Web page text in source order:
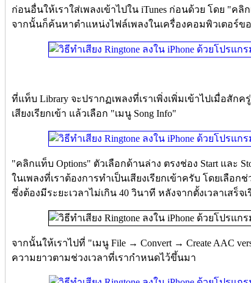
ก่อนอื่นให้เราใส่เพลงเข้าไปใน iTunes ก่อนด้วย โดย "คลิ
จากนั้นก็ค้นหาตำแหน่งไฟล์เพลงในเครื่องคอมพิวเตอร์ขอ
ที่แท็บ Library จะปรากฏเพลงที่เราเพิ่งเพิ่มเข้าไปเมื่อสัก
เสียงเรียกเข้า แล้วเลือก "เมนู Song Info"
"คลิกแท็บ Options" ตัวเลือกด้านล่าง ตรงช่อง Start และ
ในเพลงที่เราต้องการทำเป็นเสียงเรียกเข้าครับ โดยเลือก
ซึ่งต้องมีระยะเวลาไม่เกิน 40 วินาที หลังจากตั้งเวลาเสร็
จากนั้นให้เราไปที่ "เมนู File → Convert → Create AAC
ความยาวตามช่วงเวลาที่เรากำหนดไว้ขึ้นมา